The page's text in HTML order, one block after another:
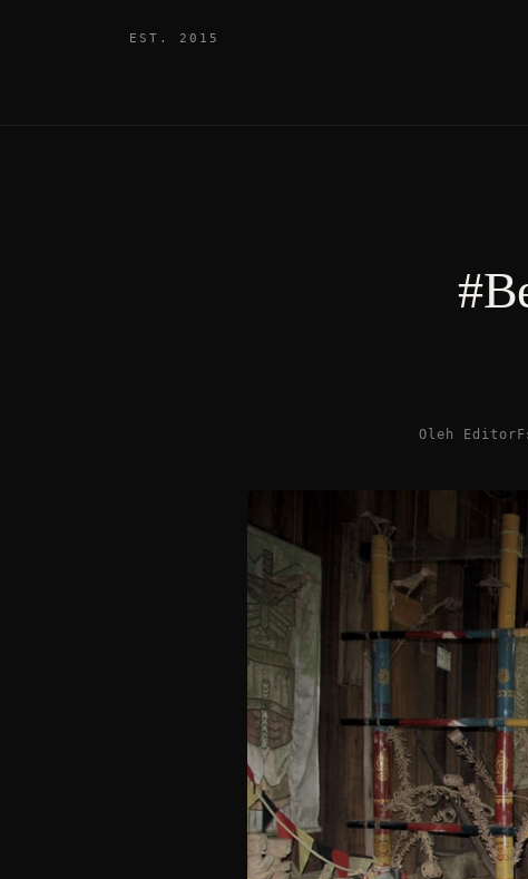
EST. 2015
Oleh